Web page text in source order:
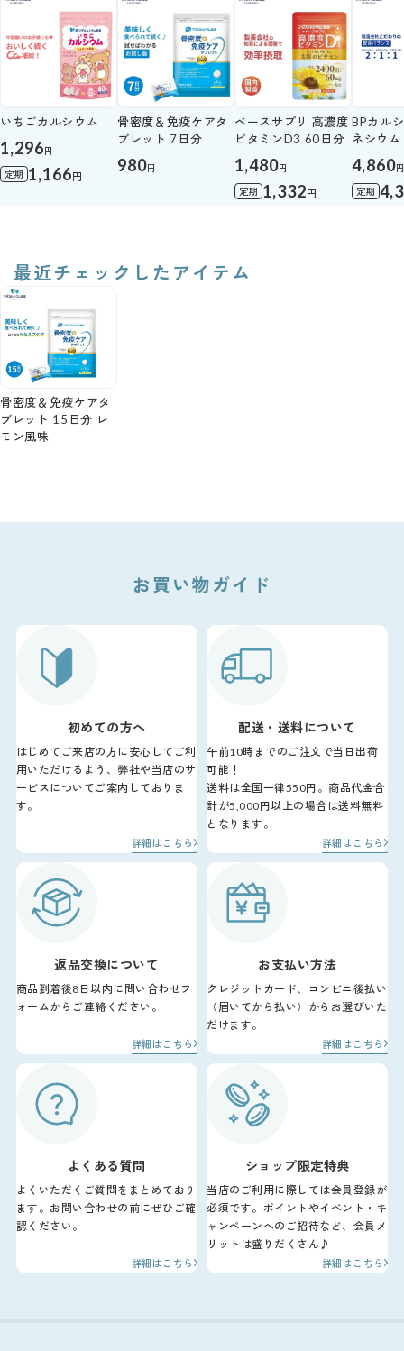
いちごカルシウム
1,296円
定期 1,166円
骨密度＆免疫ケアタ
ブレット 7日分
980円
ベースサプリ 高濃度
ビタミンD3 60日分
1,480円
定期 1,332円
BPカル
ネシウ
4,860円
定期
最近チェックしたアイテム
骨密度＆免疫ケアタ
ブレット 15日分 レ
モン風味
お買い物ガイド
初めての方へ
はじめてご来店の方に安心してご利
用いただけるよう、弊社や当店のサ
ービスについてご案内しておりま
す。
詳細はこちら
配送・送料について
午前10時までのご注文で当日出荷
可能！
送料は全国一律550円。商品代金合
計が5,000円以上の場合は送料無料
となります。
詳細はこちら
返品交換について
商品到着後8日以内に問い合わせフ
ォームからご連絡ください。
詳細はこちら
お支払い方法
クレジットカード、コンビニ後払い
（届いてから払い）からお選びいた
だけます。
詳細はこちら
よくある質問
よくいただくご質問をまとめており
ます。お問い合わせの前にぜひご確
認ください。
詳細はこちら
ショップ限定特典
当店のご利用に際しては会員登録が
必須です。ポイントやイベント・キ
ャンペーンへのご招待など、会員メ
リットは盛りだくさん♪
詳細はこちら